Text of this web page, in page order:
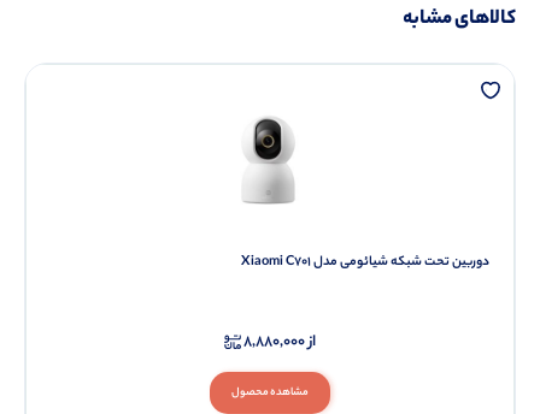
کالاهای مشابه
دوربین تحت شبکه شیائومی مدل Xiaomi C701
مشاهده محصول
از8,880,000